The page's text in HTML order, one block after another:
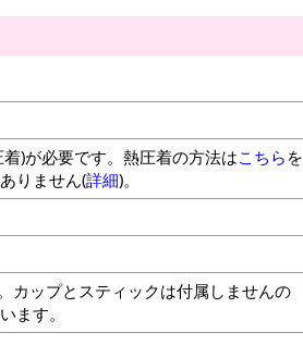
)が必要です。熱圧着の方法はこちら を
りません(詳細)。
カップとスティックは付属しませんの
ます。